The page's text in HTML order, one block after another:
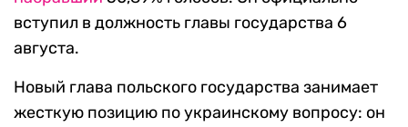
вступил в должность главы государства 6
августа.
Новый глава польского государства занимает
жесткую позицию по украинскому вопросу: он